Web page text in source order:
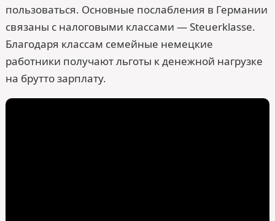
пользоваться. Основные послабления в Германии
связаны с налоговыми классами — Steuerklasse.
Благодаря классам семейные немецкие
работники получают льготы к денежной нагрузке
на брутто зарплату.